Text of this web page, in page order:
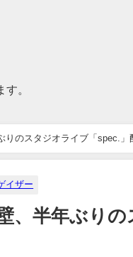
。
りのスタジオライブ「spec.」
イザー
、半年ぶり